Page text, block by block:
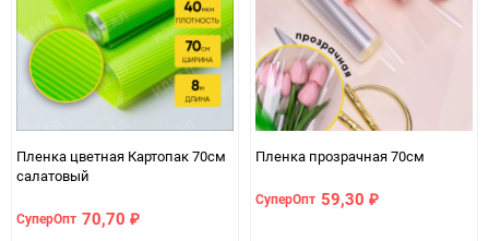
Пленка цветная Картопак 70см
салатовый
СуперОпт 70,70 ₽
Пленка прозрачная 70см
СуперОпт 59,30 ₽